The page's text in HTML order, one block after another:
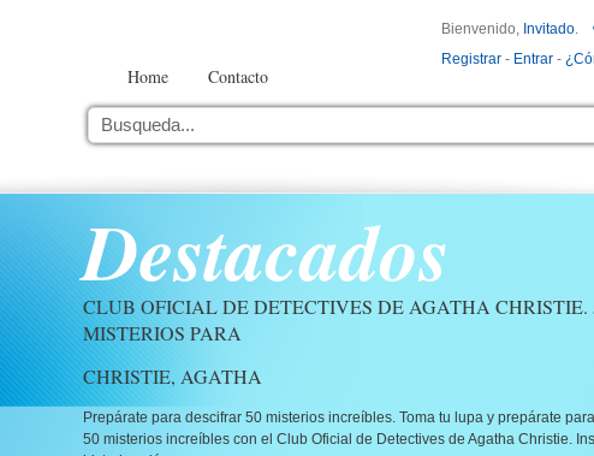
Home Contacto
Bienvenido, Invitado.
Registrar - Entrar -
Destacados
CLUB OFICIAL DE DETECTIVES DE AGATHA CHRISTIE.
MISTERIOS PARA
CHRISTIE, AGATHA
Prepárate para descifrar 50 misterios increíbles. Toma tu lupa y prepárate
50 misterios increíbles con el Club Oficial de Detectives de Agatha Christie.